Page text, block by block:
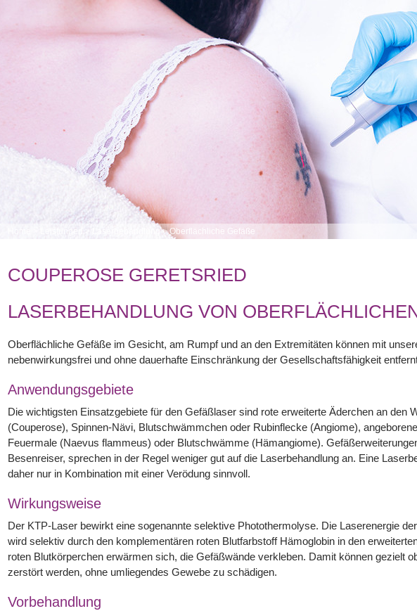
Leistungen >Oberflächliche Gefäße
COUPEROSE GERETSRIED
LASERBEHANDLUNG VON OBERFLÄCHLICHEN
Oberflächliche Gefäße im Gesicht, am Rumpf und an den Extremitäten können mit
nebenwirkungsfrei und ohne dauerhafte Einschränkung der Gesellschaftsfähigkeit
Anwendungsgebiete
Die wichtigsten Einsatzgebiete für den Gefäßlaser sind rote erweiterte Äderchen an den
(Couperose), Spinnen-Nävi, Blutschwämmchen oder Rubinflecke (Angiome),
Feuermale (Naevus flammeus) oder Blutschwämme (Hämangiome).
Besenreiser, sprechen in der Regel weniger gut auf die Laserbehandlung an. Eine
daher nur in Kombination mit einer Verödung sinnvoll.
Wirkungsweise
Der KTP-Laser bewirkt eine sogenannte selektive Photothermolyse. Die Laserenergie
wird selektiv durch den komplementären roten Blutfarbstoff Hämoglobin in den
roten Blutkörperchen erwärmen sich, die Gefäßwände verkleben. Damit können gezielt
zerstört werden, ohne umliegendes Gewebe zu schädigen.
Vorbehandlung